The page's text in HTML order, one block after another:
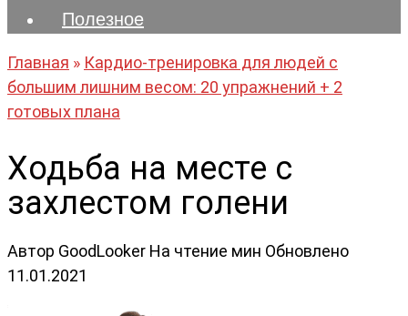
Полезноe
Главная » Кардио-тренировка для людей с
большим лишним весом: 20 упражнений + 2
готовых плана
Ходьба на месте с
захлестом голени
Автор GoodLooker На чтение мин Обновлено
11.01.2021